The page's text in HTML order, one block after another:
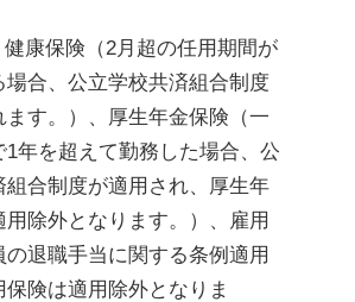
康保険（2月超の任用期間が
場合、公立学校共済組合制度
ます。）、厚生年金保険（一
1年を超えて勤務した場合、公
組合制度が適用され、厚生年
用除外となります。）、雇用
の退職手当に関する条例適用
険は適用除外となりま